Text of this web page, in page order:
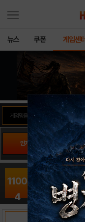
뉴스 쿠폰 게임센터
인기게임 팬사이
1100
4
히어로
RPG /
출시일: